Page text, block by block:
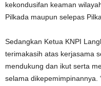
kekondusifan keaman
Pilkada maupun selepas
Sedangkan Ketua KNPI
terimakasih atas kerjasama
mendukung dan ikut serta
selama dikepemimpinannya.